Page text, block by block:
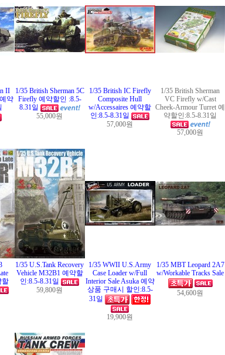
II
약
1/35 British Sherman 5C
Firefly 예약할인 :8.5-
8.31일
55,000원
1/35 British IC Firefly
Composite Hull
w/Accessaires 예약할
인:8.5-8.31일
57,000원
1/35 British Sherman
VC Firefly w/Cast
Cheek-Armour Turret 예
약할인:8.5-8.31일
57,000원
할
1/35 U.S.Tank Recovery
Vehicle M32B1 예약할
인:8.5-8.31일
59,800원
1/35 WWII U.S.Army
Case Loader w/Full
Interior Sale Asuka 예약
상품 구매시 할인:8.5-
31일
19,900원
1/35 MBT Leopard 2A7
w/Workable Tracks Sale
54,600원